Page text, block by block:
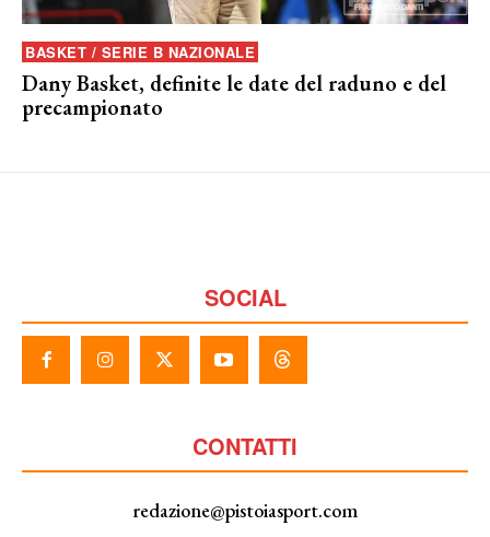
BASKET / SERIE B NAZIONALE
Dany Basket, definite le date del raduno e del
precampionato
SOCIAL
CONTATTI
redazione@pistoiasport.com